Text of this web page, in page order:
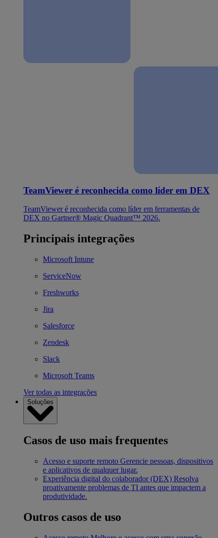
TeamViewer é reconhecida como líder em DEX
TeamViewer é reconhecida como líder em ferramentas de
DEX no Gartner® Magic Quadrant™ 2026.
Principais integrações
Microsoft Intune
ServiceNow
Freshworks
Jira
Salesforce
Zendesk
Slack
Microsoft Teams
Ver todas as integrações
Soluções
Casos de uso mais frequentes
Acesso e suporte remoto Gerencie pessoas, dispositivos
e aplicativos de qualquer lugar.
Experiência digital do colaborador (DEX) Resolva
proativamente problemas de TI antes que impactem a
produtividade.
Outros casos de uso